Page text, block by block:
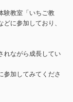
験教室「いちご教
に参加しており、
れながら成長してい
参加してみてくださ